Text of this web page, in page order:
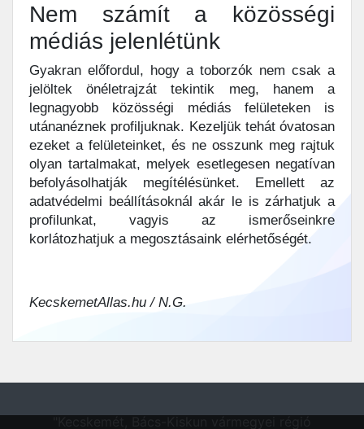
Nem számít a közösségi
médiás jelenlétünk
Gyakran előfordul, hogy a toborzók nem csak a
jelöltek önéletrajzát tekintik meg, hanem a
legnagyobb közösségi médiás felületeken is
utánanéznek profiljuknak. Kezeljük tehát óvatosan
ezeket a felületeinket, és ne osszunk meg rajtuk
olyan tartalmakat, melyek esetlegesen negatívan
befolyásolhatják megítélésünket. Emellett az
adatvédelmi beállításoknál akár le is zárhatjuk a
profilunkat, vagyis az ismerőseinkre
korlátozhatjuk a megosztásaink elérhetőségét.
KecskemetAllas.hu / N.G.